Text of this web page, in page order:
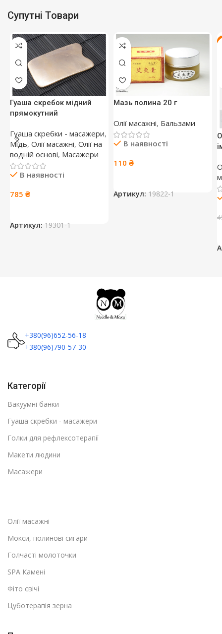
Супутні Товари
Гуаша скребок мідний
прямокутний
Гуаша скребки - масажери,
Мідь, Олії масажні, Олії на
водній основі, Масажери
В наявності
785 ₴
Артикул: 19301-1
Мазь полина 20 г
Олії масажні, Бальзами
В наявності
110 ₴
Артикул: 19822-1
+380(96)652-56-18
+380(96)790-57-30
Категорії
Вакуумні банки
Гуаша скребки - масажери
Голки для рефлексотерапії
Макети людини
Масажери
Олії масажні
Мокси, полинові сигари
Голчасті молоточки
SPA Камені
Фіто свічі
Цуботерапія зерна